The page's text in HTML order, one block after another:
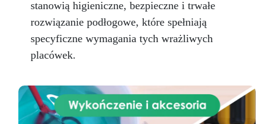
stanowią higieniczne, bezpieczne i trwałe
rozwiązanie podłogowe, które spełniają
specyficzne wymagania tych wrażliwych
placówek.